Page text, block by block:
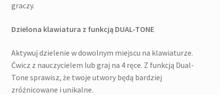
graczy.
Dzielona klawiatura z funkcją DUAL-TONE
Aktywuj dzielenie w dowolnym miejscu na klawiaturze.
Ćwicz z nauczycielem lub graj na 4 ręce. Z funkcją Dual-
Tone sprawisz, że twoje utwory będą bardziej
zróżnicowane i unikalne.